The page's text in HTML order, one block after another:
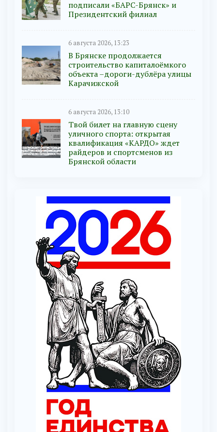
подписали «БАРС-Брянск» и
Президентский филиал
6 августа 2026, 13:23
В Брянске продолжается
строительство капиталоёмкого
объекта –дороги-дублёра улицы
Карачижской
6 августа 2026, 13:10
Твой билет на главную сцену
уличного спорта: открытая
квалификация «КАРДО» ждет
райдеров и спортсменов из
Брянской области